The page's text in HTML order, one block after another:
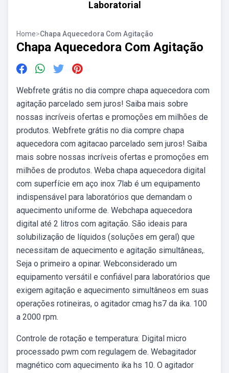
Laboratorial
Home>Chapa Aquecedora Com Agitação
Chapa Aquecedora Com Agitação
Webfrete grátis no dia compre chapa aquecedora com
agitação parcelado sem juros! Saiba mais sobre
nossas incríveis ofertas e promoções em milhões de
produtos. Webfrete grátis no dia compre chapa
aquecedora com agitacao parcelado sem juros! Saiba
mais sobre nossas incríveis ofertas e promoções em
milhões de produtos. Weba chapa aquecedora digital
com superfície em aço inox 7lab é um equipamento
indispensável para laboratórios que demandam o
aquecimento uniforme de. Webchapa aquecedora
digital até 2 litros com agitação. São ideais para
solubilização de líquidos (soluções em geral) que
necessitam de aquecimento e agitação simultâneas,.
Seja o primeiro a opinar. Webconsiderado um
equipamento versátil e confiável para laboratórios que
exigem agitação e aquecimento simultâneos em suas
operações rotineiras, o agitador cmag hs7 da ika. 100
a 2000 rpm.
Controle de rotação e temperatura: Digital micro
processado pwm com regulagem de. Webagitador
magnético com aquecimento ika hs 10. O agitador